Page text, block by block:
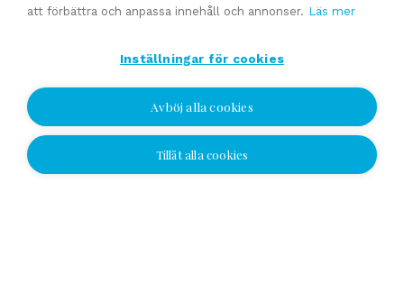
Se alla
Jag vill bli kontaktad
att förbättra och anpassa innehåll och annonser. Läs mer
Inställningar för cookies
Avböj alla cookies
Tillåt alla cookies